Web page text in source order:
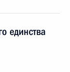
единства